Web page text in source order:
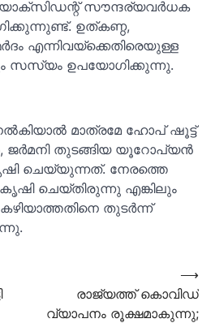
സൗന്ദര്യവർധക
ഉത്കണ്ഠ,
എന്നിവയ്‌ക്കെതിരെയുള്ള
സസ്യം ഉപയോഗിക്കുന്നു.
മാത്രമേ ഹോപ് ഷൂട്ട്
ജർമനി തുടങ്ങിയ യൂറോപ്യൻ
ചെയ്യുന്നത്. നേരത്തെ
ചെയ്തിരുന്നു എങ്കിലും
തുടർന്ന്
രാജ്യത്ത് കൊവിഡ്
വ്യാപനം രൂക്ഷമാകുന്നു;
⟶